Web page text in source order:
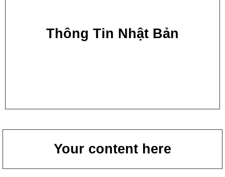
Thông Tin Nhật Bản
Your content here